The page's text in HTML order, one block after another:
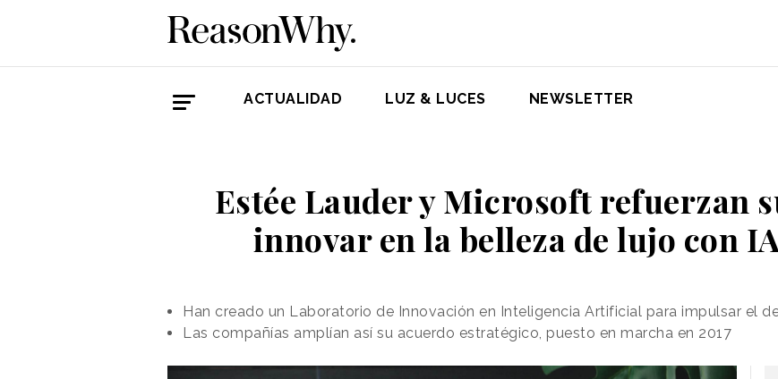
ACTUALIDAD LUZ & LUCES NEWSLETTER
Estée Lauder y Microsoft refuerzan
innovar en la belleza de lujo con
Han creado un Laboratorio de Innovación en Inteligencia Artificial para impulsar el
Las compañías amplían así su acuerdo estratégico, puesto en marcha en 2017